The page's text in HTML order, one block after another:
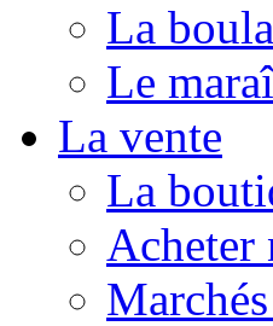
La
Le
La vente
La
Acheter